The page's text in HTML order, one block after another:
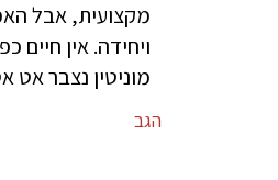
מקצועית, אבל
ויחידה. אין חיים
מוניטין נצבר אט
הגב